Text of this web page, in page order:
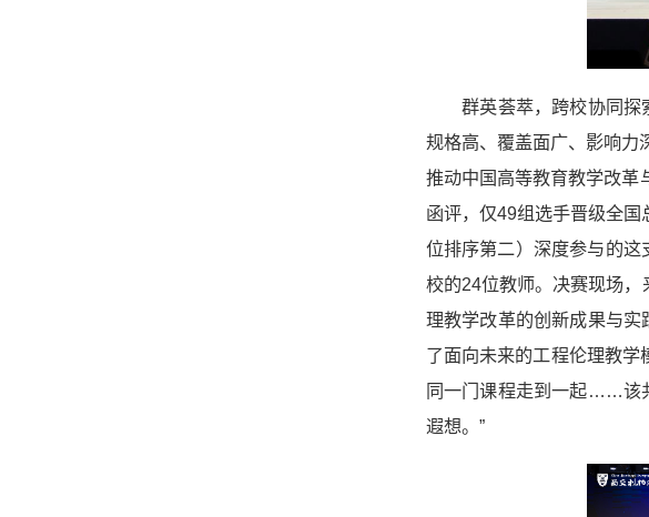
群英荟萃，跨校协同探
规格高、覆盖面广、影响力
推动中国高等教育教学改革
函评，仅49组选手晋级全
位排序第二）深度参与的
校的24位教师。决赛现场
理教学改革的创新成果与实
了面向未来的工程伦理教学
同一门课程走到一起……该
遐想。”